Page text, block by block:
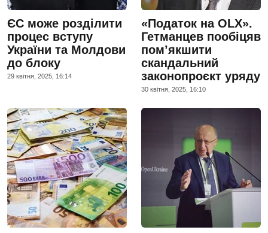
ЄС може розділити
процес вступу
України та Молдови
до блоку
29 квiтня, 2025, 16:14
«Податок на OLX».
Гетманцев пообіцяв
пом’якшити
скандальний
законопроєкт уряду
30 квiтня, 2025, 16:10